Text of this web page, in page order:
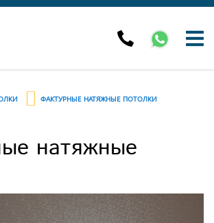
ФАКТУРНЫЕ НАТЯЖНЫЕ ПОТОЛКИ
натяжные